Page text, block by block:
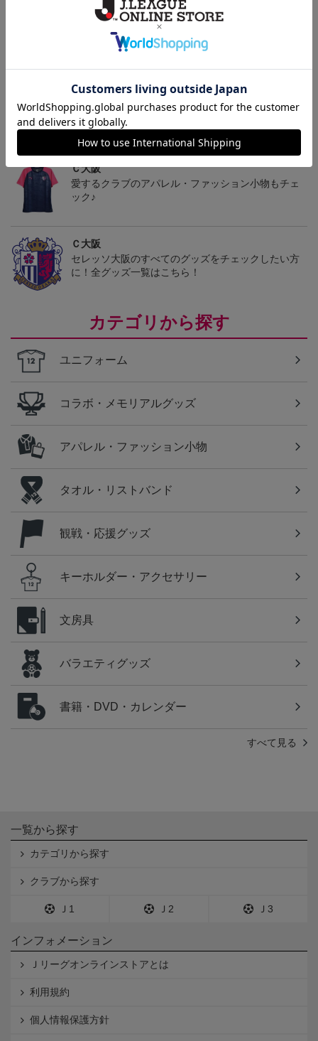
ギフト対応について
Ｃ大阪
愛するクラブのアパレル・ファッション小物もチェ
ック♪
Ｃ大阪
セレッソ大阪のすべてのグッズをチェックしたい方
に！全グッズ一覧はこちら！
カテゴリから探す
ユニフォーム
コラボ・メモリアルグッズ
アパレル・ファッション小物
タオル・リストバンド
観戦・応援グッズ
キーホルダー・アクセサリー
文房具
バラエティグッズ
書籍・DVD・カレンダー
すべて見る
一覧から探す
カテゴリから探す
クラブから探す
Ｊ1 Ｊ2 Ｊ3
インフォメーション
Ｊリーグオンラインストアとは
利用規約
個人情報保護方針